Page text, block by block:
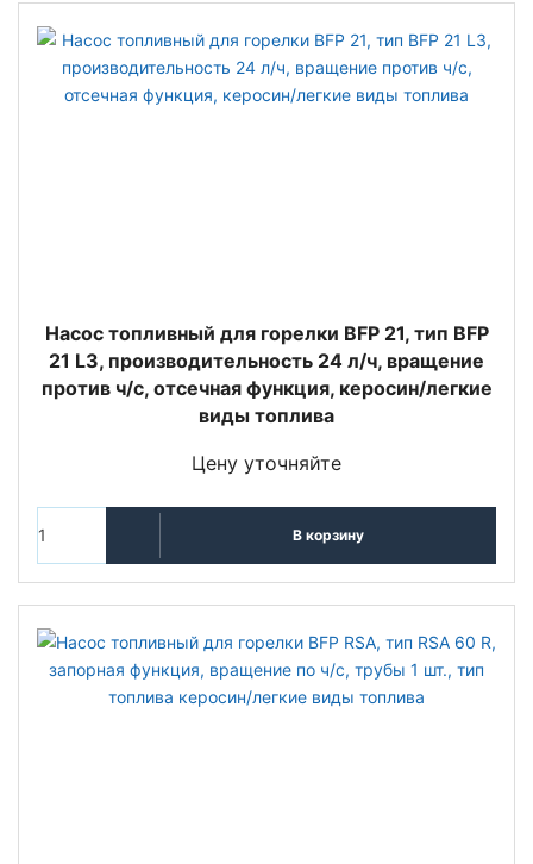
Насос топливный для горелки BFP 21, тип BFP
21 L3, производительность 24 л/ч, вращение
против ч/с, отсечная функция, керосин/легкие
виды топлива
Цену уточняйте
В корзину